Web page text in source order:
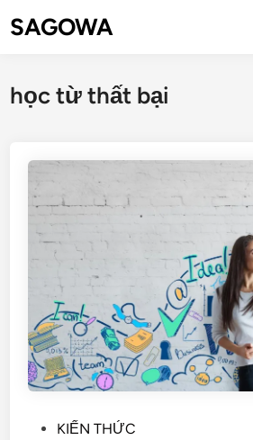
SAGOWA
học từ thất bại
KIẾN THỨC